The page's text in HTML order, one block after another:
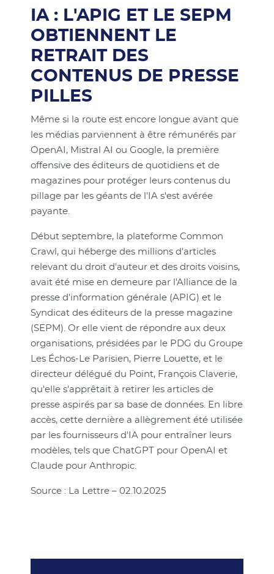
IA : L'APIG ET LE SEPM
OBTIENNENT LE
RETRAIT DES
CONTENUS DE PRESSE
PILLES
Même si la route est encore longue avant que
les médias parviennent à être rémunérés par
OpenAI, Mistral AI ou Google, la première
offensive des éditeurs de quotidiens et de
magazines pour protéger leurs contenus du
pillage par les géants de l'IA s'est avérée
payante.
Début septembre, la plateforme Common
Crawl, qui héberge des millions d'articles
relevant du droit d'auteur et des droits voisins,
avait été mise en demeure par l'Alliance de la
presse d'information générale (APIG) et le
Syndicat des éditeurs de la presse magazine
(SEPM). Or elle vient de répondre aux deux
organisations, présidées par le PDG du Groupe
Les Échos-Le Parisien, Pierre Louette, et le
directeur délégué du Point, François Claverie,
qu'elle s'apprêtait à retirer les articles de
presse aspirés par sa base de données. En libre
accès, cette dernière a allègrement été utilisée
par les fournisseurs d'IA pour entraîner leurs
modèles, tels que ChatGPT pour OpenAI et
Claude pour Anthropic.
Source : La Lettre – 02.10.2025